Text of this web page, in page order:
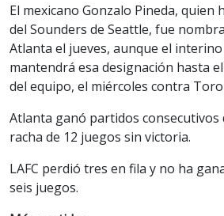
El mexicano Gonzalo Pineda, quien
del Sounders de Seattle, fue
Atlanta el jueves, aunque el
mantendrá esa designación hasta
del equipo, el miércoles contra
Atlanta ganó partidos consecutivos
racha de 12 juegos sin victoria.
LAFC perdió tres en fila y no ha
seis juegos.